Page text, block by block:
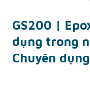
GS200 |
dụng trong
Chuyên